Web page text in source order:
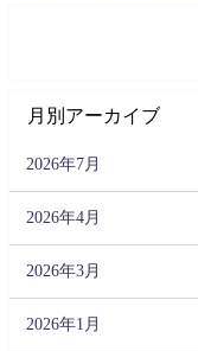
月別アーカイブ
2026年7月
2026年4月
2026年3月
2026年1月